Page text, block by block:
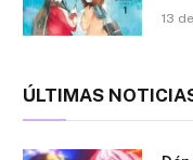
13
ÚLTIMAS